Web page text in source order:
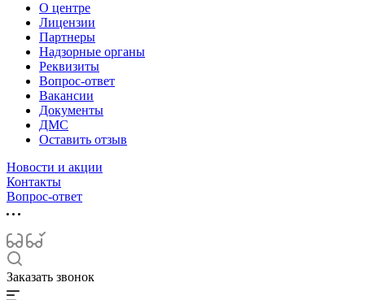
О центре
Лицензии
Партнеры
Надзорные органы
Реквизиты
Вопрос-ответ
Вакансии
Документы
ДМС
Оставить отзыв
Новости и акции
Контакты
Вопрос-ответ
Заказать звонок